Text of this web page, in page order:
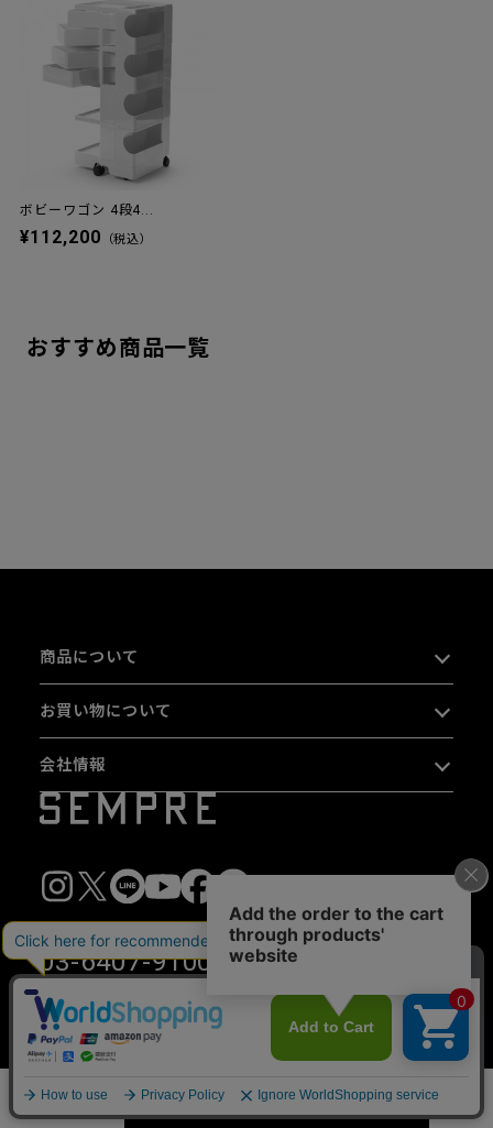
数量 カートに入れる
ボビーワゴン 4段4...
¥112,200 （税込）
おすすめ商品一覧
商品について
お買い物について
会社情報
03-6407-9100
10:00〜13:00 / 14:00〜16:00（平日のみ）
※16:00以降はお問い合わせフォーム をご利用ください。
〒153-0044 東京都目黒区大橋 2-16-26 1F・2F
写真及び文章の無断使用を禁じます。
Copyright © 2026 SEMPRE DESIGN CO., LTD.All right reserved.